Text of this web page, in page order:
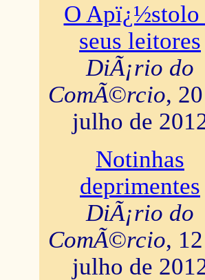
O Apï¿½stolo
seus leitores
DiÃ¡rio do
ComÃ©rcio,
julho de
Notinhas
deprimentes
DiÃ¡rio do
ComÃ©rcio,
julho de